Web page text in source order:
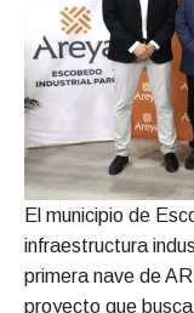
El municipio de
infraestructura
primera nave de
proyecto que